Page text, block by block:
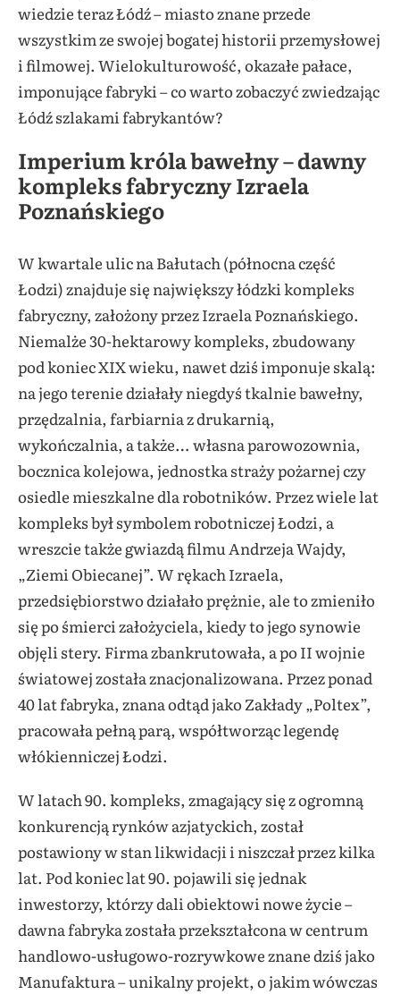
wiedzie teraz Łódź – miasto znane przede
wszystkim ze swojej bogatej historii przemysłowej
i filmowej. Wielokulturowość, okazałe pałace,
imponujące fabryki – co warto zobaczyć zwiedzając
Łódź szlakami fabrykantów?
Imperium króla bawełny – dawny
kompleks fabryczny Izraela
Poznańskiego
W kwartale ulic na Bałutach (północna część
Łodzi) znajduje się największy łódzki kompleks
fabryczny, założony przez Izraela Poznańskiego.
Niemalże 30-hektarowy kompleks, zbudowany
pod koniec XIX wieku, nawet dziś imponuje skalą:
na jego terenie działały niegdyś tkalnie bawełny,
przędzalnia, farbiarnia z drukarnią,
wykończalnia, a także… własna parowozownia,
bocznica kolejowa, jednostka straży pożarnej czy
osiedle mieszkalne dla robotników. Przez wiele lat
kompleks był symbolem robotniczej Łodzi, a
wreszcie także gwiazdą filmu Andrzeja Wajdy,
„Ziemi Obiecanej”. W rękach Izraela,
przedsiębiorstwo działało prężnie, ale to zmieniło
się po śmierci założyciela, kiedy to jego synowie
objęli stery. Firma zbankrutowała, a po II wojnie
światowej została znacjonalizowana. Przez ponad
40 lat fabryka, znana odtąd jako Zakłady „Poltex”,
pracowała pełną parą, współtworząc legendę
włókienniczej Łodzi.
W latach 90. kompleks, zmagający się z ogromną
konkurencją rynków azjatyckich, został
postawiony w stan likwidacji i niszczał przez kilka
lat. Pod koniec lat 90. pojawili się jednak
inwestorzy, którzy dali obiektowi nowe życie –
dawna fabryka została przekształcona w centrum
handlowo-usługowo-rozrywkowe znane dziś jako
Manufaktura – unikalny projekt, o jakim wówczas